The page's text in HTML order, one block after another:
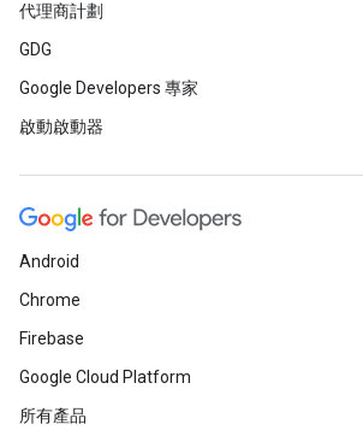
代理商計劃
GDG
Google Developers 專家
啟動啟動器
Android
Chrome
Firebase
Google Cloud Platform
所有產品